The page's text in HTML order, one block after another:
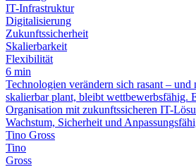
IT-Infrastruktur
Digitalisierung
Zukunftssicherheit
Skalierbarkeit
Flexibilität
6 min
Technologien verändern sich rasant –
skalierbar plant, bleibt wettbewerbsfähig.
Organisation mit zukunftssicheren IT-
Wachstum, Sicherheit und
Tino Gross
Tino
Gross